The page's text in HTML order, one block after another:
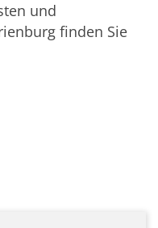
und
finden Sie